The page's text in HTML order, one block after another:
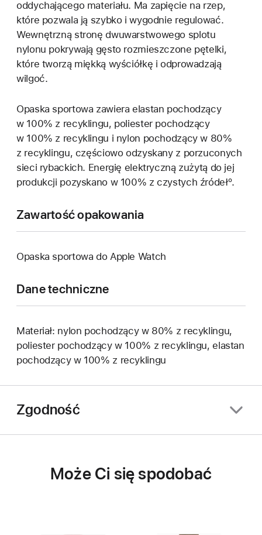
oddychającego materiału. Ma zapięcie na rzep,
które pozwala ją szybko i wygodnie regulować.
Wewnętrzną stronę dwuwarstwowego splotu
nylonu pokrywają gęsto rozmieszczone pętelki,
które tworzą miękką wyściółkę i odprowadzają
wilgoć.
Opaska sportowa zawiera elastan pochodzący
w 100% z recyklingu, poliester pochodzący
w 100% z recyklingu i nylon pochodzący w 80%
z recyklingu, częściowo odzyskany z porzuconych
sieci rybackich. Energię elektryczną zużytą do jej
produkcji pozyskano w 100% z czystych źródełº.
Zawartość opakowania
Opaska sportowa do Apple Watch
Dane techniczne
Materiał: nylon pochodzący w 80% z recyklingu,
poliester pochodzący w 100% z recyklingu, elastan
pochodzący w 100% z recyklingu
Zgodność
Może Ci się spodobać